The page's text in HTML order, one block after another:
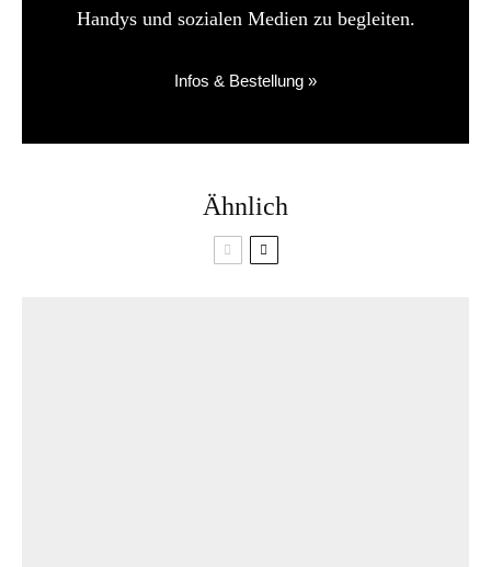
Handys und sozialen Medien zu begleiten.
Infos & Bestellung »
Ähnlich